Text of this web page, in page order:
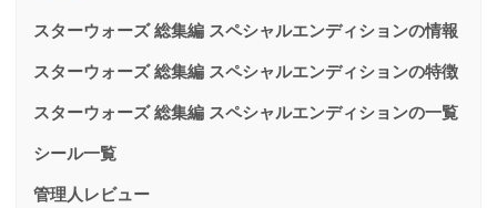
スターウォーズ 総集編 スペシャルエンディションの情報
スターウォーズ 総集編 スペシャルエンディションの特徴
スターウォーズ 総集編 スペシャルエンディションの一覧
シール一覧
管理人レビュー